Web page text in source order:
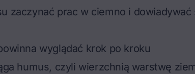
zaczynać prac w ciemno i dowiadywać
wyglądać krok po kroku
humus, czyli wierzchnią warstwę